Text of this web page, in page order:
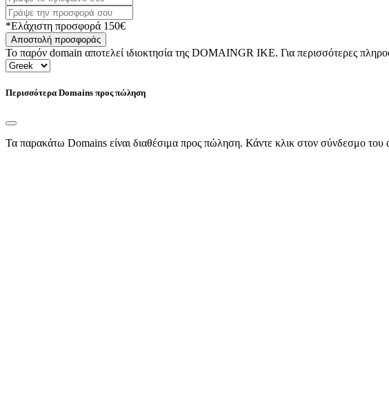
*Ελάχιστη προσφορά 150€
Αποστολή προσφοράς
Το παρόν domain αποτελεί ιδιοκτησία της DOMAINGR ΙΚΕ. Για περισσότερες
Περισσότερα Domains προς πώληση
Τα παρακάτω Domains είναι διαθέσιμα προς πώληση. Κάντε κλικ στον σύνδεσμο του